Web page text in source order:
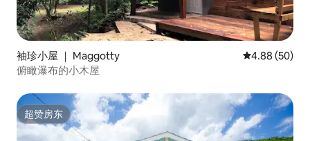
袖珍小屋 ｜ Maggotty 平均评分 4.88
4.88 (50)
俯瞰瀑布的小木屋
超赞房东
超赞房东